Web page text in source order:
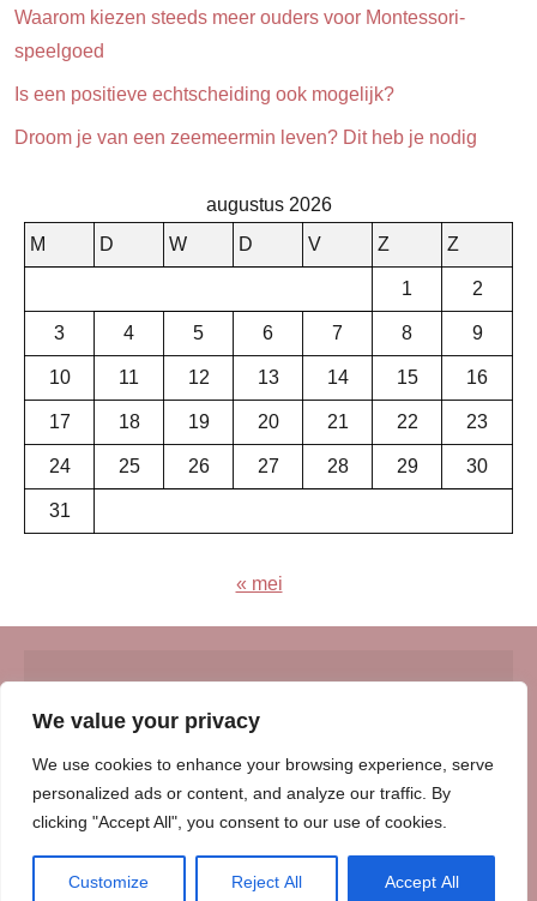
We value your privacy
We use cookies to enhance your browsing experience, serve
personalized ads or content, and analyze our traffic. By
clicking "Accept All", you consent to our use of cookies.
Customize Reject All Accept All
Waarom kiezen steeds meer ouders voor Montessori-
speelgoed
Is een positieve echtscheiding ook mogelijk?
Droom je van een zeemeermin leven? Dit heb je nodig
augustus 2026
M
D W D V Z Z
1 2
3 4 5 6 7 8 9
10 11 12 13 14 15 16
17 18 19 20 21 22 23
24 25 26 27 28 29 30
31
« mei
© Insert Internetuitgeverij
Vrouwenverhalen.nl
Zomerperiode.nl - Winterperiode.nl-
Afscheidenverlies.nl